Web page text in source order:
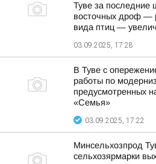
Туве за последние
восточных дроф —
вида птиц —
03.09.2025, 17:28
В Туве с
работы по
предусмотренных
«Семья»
03.09.2025, 17:22
Минсельхозпрод
сельхозярмарки